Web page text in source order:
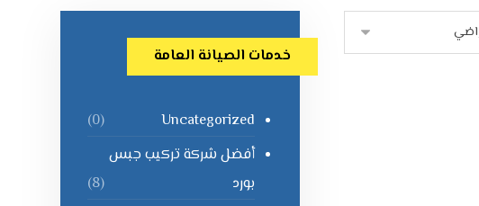
خدمات الصيانة العامة
Uncategorized
(0)
أفضل شركة تركيب جبس
بورد
(8)